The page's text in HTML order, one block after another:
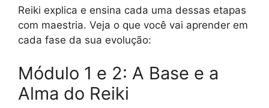
Reiki explica e ensina cada uma dessas etapas
com maestria. Veja o que você vai aprender em
cada fase da sua evolução:
Módulo 1 e 2: A Base e a
Alma do Reiki